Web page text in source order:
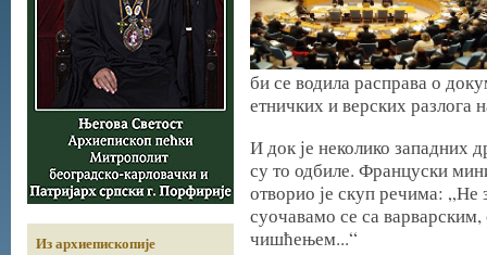
Из архиепископије
би се водила расправа о
етничких и верских разлога
И док је неколико западних
су то одбиле. Француски
отворио је скуп речима: „Не
суочавамо се са
чишћењем...“